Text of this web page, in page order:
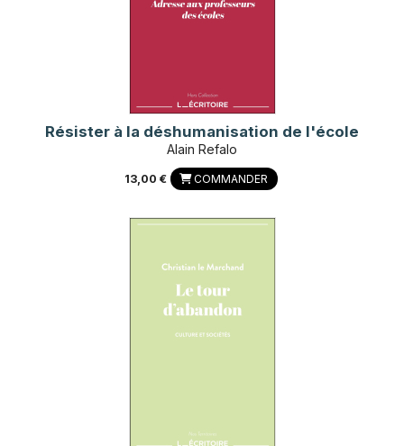
Résister à la déshumanisation de l'école
Alain Refalo
13,00 € COMMANDER